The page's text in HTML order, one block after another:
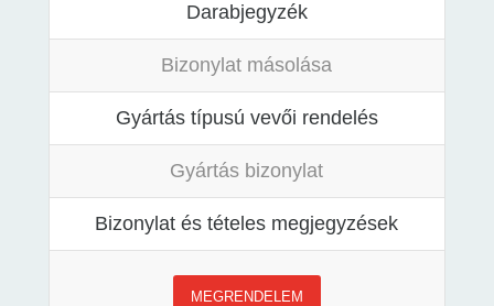
Darabjegyzék
Bizonylat másolása
Gyártás típusú vevői rendelés
Gyártás bizonylat
Bizonylat és tételes megjegyzések
MEGRENDELEM